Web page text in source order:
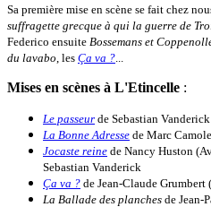
Sa première mise en scène se fait chez
suffragette grecque à qui la guerre de
Federico ensuite Bossemans et
du lavabo , les Ça va ?
Mises en scènes à L'Etincelle :
Le passeur de Sebastian
La Bonne Adresse de Marc
Jocaste reine de Nancy Huston
Sebastian Vanderick
Ça va ? de Jean-Claude Grumbert
La Ballade des planches de Jean-